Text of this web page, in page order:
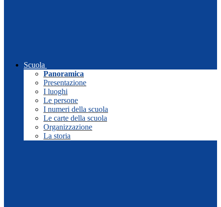
Scuola
Panoramica
Presentazione
I luoghi
Le persone
I numeri della scuola
Le carte della scuola
Organizzazione
La storia